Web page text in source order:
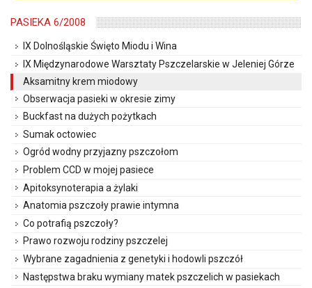
PASIEKA 6/2008
IX Dolnośląskie Święto Miodu i Wina
IX Międzynarodowe Warsztaty Pszczelarskie w Jeleniej Górze
Aksamitny krem miodowy
Obserwacja pasieki w okresie zimy
Buckfast na dużych pożytkach
Sumak octowiec
Ogród wodny przyjazny pszczołom
Problem CCD w mojej pasiece
Apitoksynoterapia a żylaki
Anatomia pszczoły prawie intymna
Co potrafią pszczoły?
Prawo rozwoju rodziny pszczelej
Wybrane zagadnienia z genetyki i hodowli pszczół
Następstwa braku wymiany matek pszczelich w pasiekach